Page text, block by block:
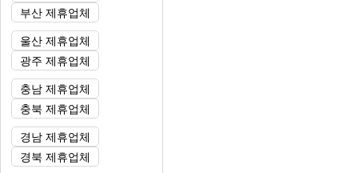
부산 제휴업체
울산 제휴업체
광주 제휴업체
충남 제휴업체
충북 제휴업체
경남 제휴업체
경북 제휴업체